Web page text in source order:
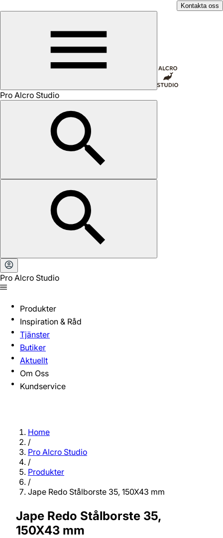
Kontakta oss
Pro Alcro Studio
Pro Alcro Studio
Produkter
Inspiration & Råd
Tjänster
Butiker
Aktuellt
Om Oss
Kundservice
Home
/
Pro Alcro Studio
/
Produkter
/
Jape Redo Stålborste 35, 150X43 mm
Jape Redo Stålborste 35,
150X43 mm